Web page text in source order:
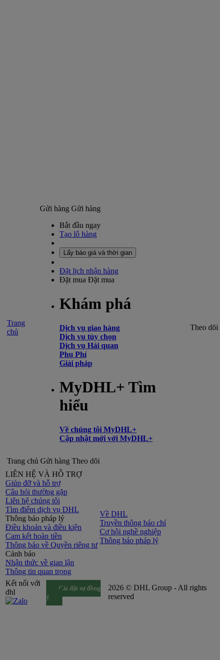
Trang
chủ
Gửi hàng Gửi hàng
Bắt đầu ngay
Tạo lô hàng
Lấy báo giá và thời gian
Đặt lịch nhận hàng
Đặt mua Đặt mua
Khám phá
Dịch vụ giao hàng
Dịch vụ tùy chọn
Dịch vụ Hải quan
Phụ Phí
Giải pháp
MyDHL+ Tìm
hiểu
Về chúng tôi MyDHL+
Cập nhật mới với MyDHL+
Theo dõi
Trang chủ Gửi hàng Theo dõi
LIÊN HỆ VÀ HỖ TRỢ
Giúp đỡ và hỗ trợ
Câu hỏi thường gặp
Liên hệ chúng tôi
Tìm điểm dịch vụ DHL
Thông báo pháp lý
Điều khoản và điều kiện
Cam kết hoàn tiền
Thông báo về Quyền riêng tư
Cảnh báo
Nhận thức về gian lận
Thông tin quan trọng
Về DHL
Truyền thông báo chí
Cơ hội nghề nghiệp
Thông báo pháp lý
Kết nối với
dhl
Cài đặt sự đồng
ý
2026 © DHL Group - All rights
reserved